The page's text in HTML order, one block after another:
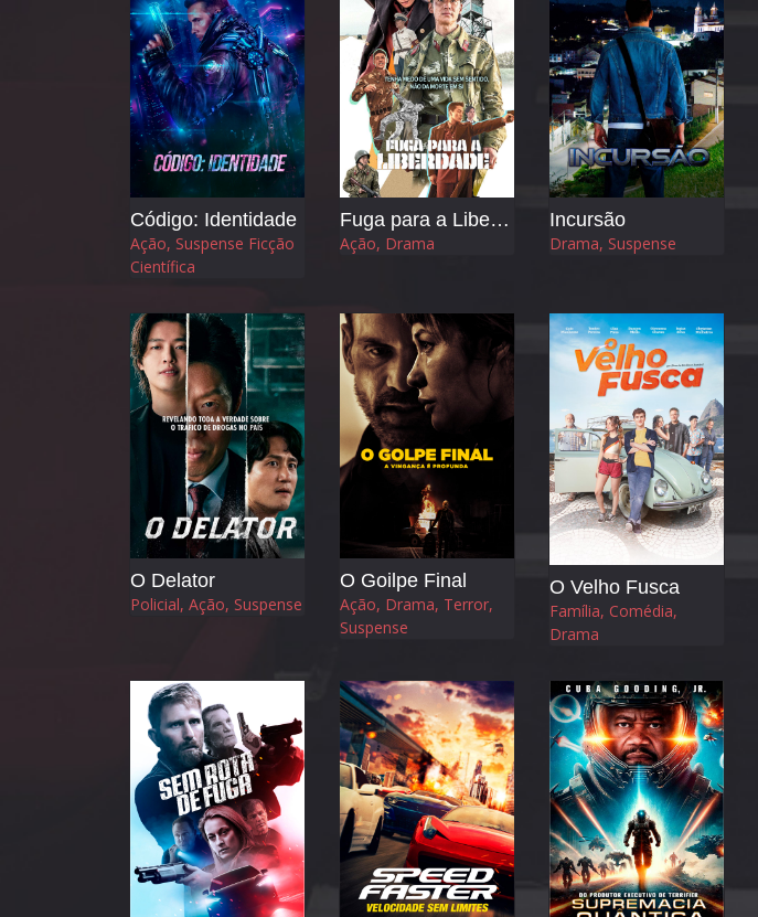
Código: Identidade
Ação, Suspense Ficção
Científica
Fuga para a Liberdade
Ação, Drama
Incursão
Drama, Suspense
O Delator
Policial, Ação, Suspense
O Goilpe Final
Ação, Drama, Terror,
Suspense
O Velho Fusca
Família, Comédia,
Drama